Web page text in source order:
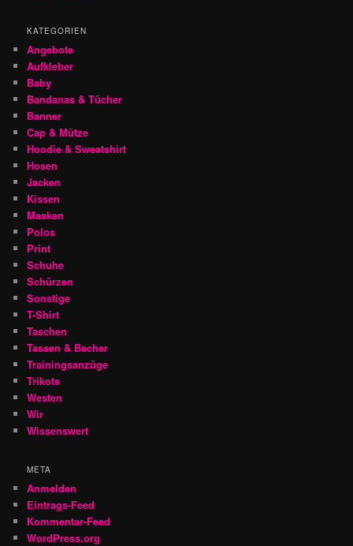
KATEGORIEN
Angebote
Aufkleber
Baby
Bandanas & Tücher
Banner
Cap & Mütze
Hoodie & Sweatshirt
Hosen
Jacken
Kissen
Masken
Polos
Print
Schuhe
Schürzen
Sonstige
T-Shirt
Taschen
Tassen & Becher
Trainingsanzüge
Trikots
Westen
Wir
Wissenswert
META
Anmelden
Eintrags-Feed
Kommentar-Feed
WordPress.org